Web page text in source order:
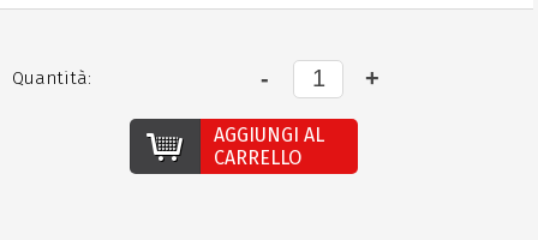
Quantità:
AGGIUNGI AL
CARRELLO